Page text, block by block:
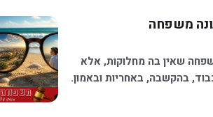
משפחה
שאין בה מחלוקות, אלא
בהקשבה, באחריות ובאמון.